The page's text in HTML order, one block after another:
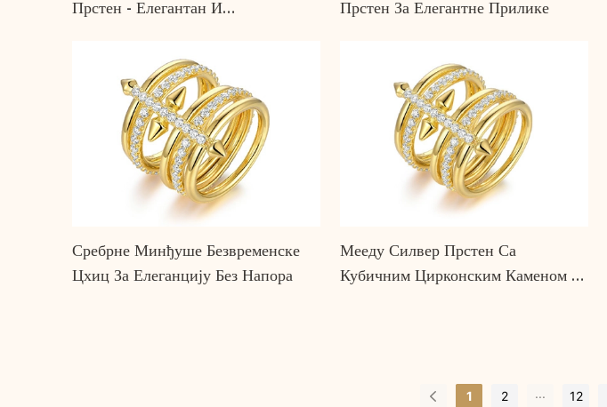
Прстен - Елегантан И
Прстен За Елегантне Прилике
Сребрне Минђуше Безвременске
Цхиц За Елеганцију Без Напора
Мееду Силвер Прстен Са
Кубичним Цирконским Каменом За
1 2 ... 12